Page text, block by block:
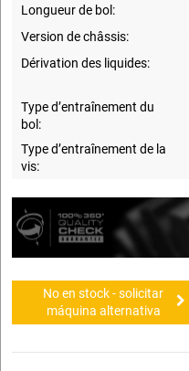
Longueur de bol:
Version de châssis:
Dérivation des liquides:
Type d’entraînement du
bol:
Type d’entraînement de la
vis:
No en stock - solicitar
máquina alternativa